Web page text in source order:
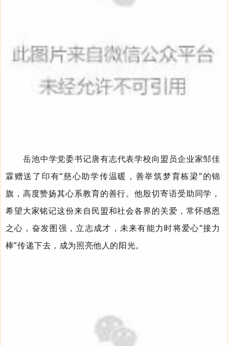
岳池中学党委书记唐有志代表学校向盟员企业家邹佳
霖赠送了印有“慈心助学传温暖，善举筑梦育栋梁”的锦
旗，高度赞扬其心系教育的善行。他殷切寄语受助同学，
希望大家铭记这份来自民盟和社会各界的关爱，常怀感恩
之心，奋发图强，立志成才，未来有能力时将爱心“接力
棒”传递下去，成为照亮他人的阳光。